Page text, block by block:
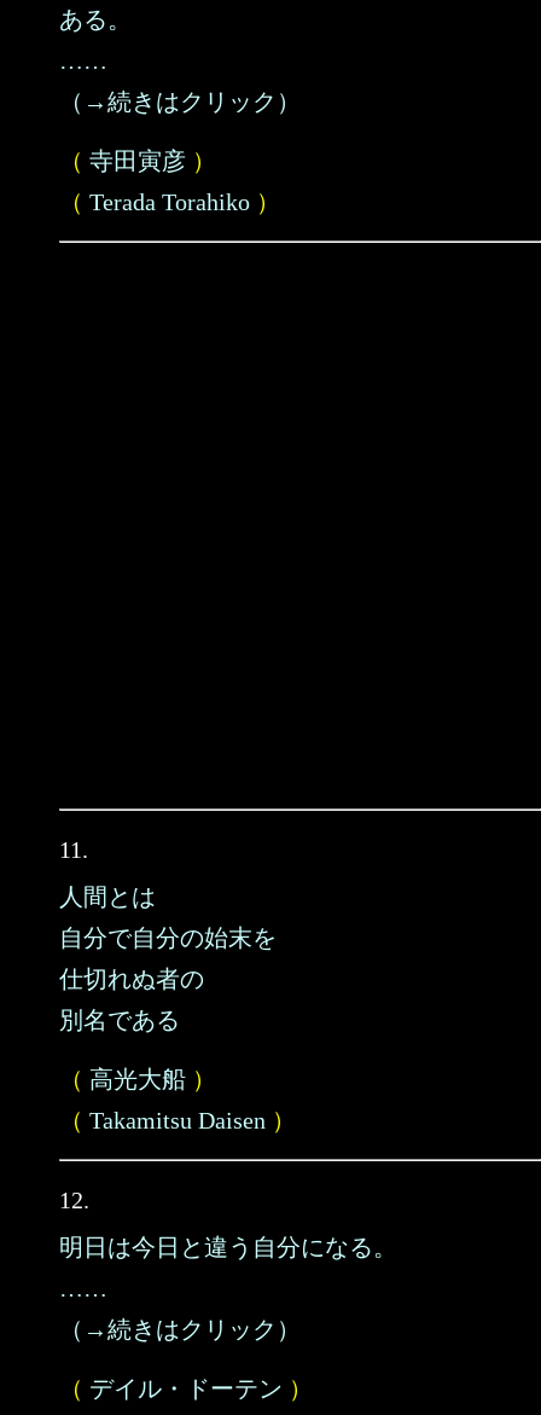
ある。
……
（→続きはクリック）
（ 寺田寅彦 ）
（ Terada Torahiko ）
11.
人間とは
自分で自分の始末を
仕切れぬ者の
別名である
（ 高光大船 ）
（ Takamitsu Daisen ）
12.
明日は今日と違う自分になる。
……
（→続きはクリック）
（ デイル・ドーテン ）